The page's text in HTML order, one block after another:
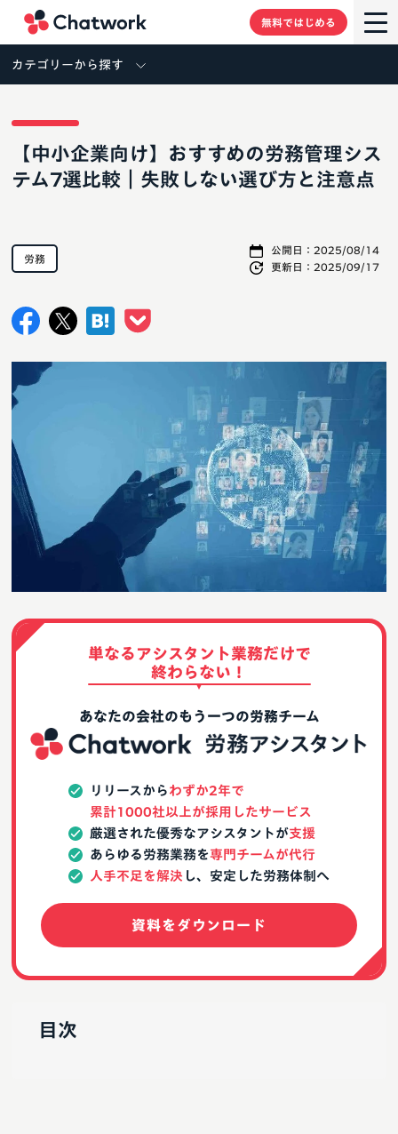
無料ではじめる
カテゴリーから探す
【中小企業向け】おすすめの労務管理シス
テム7選比較｜失敗しない選び方と注意点
公開日： 2025/08/14
更新日： 2025/09/17
労務
単なるアシスタント業務だけで
終わらない！
あなたの会社のもう一つの労務チーム
リリースから わずか2年で
累計1000社以上が採用したサービス
厳選された優秀なアシスタントが支援
あらゆる労務業務を専門チームが代行
人手不足を解決 し、安定した労務体制へ
資料をダウンロード
目次